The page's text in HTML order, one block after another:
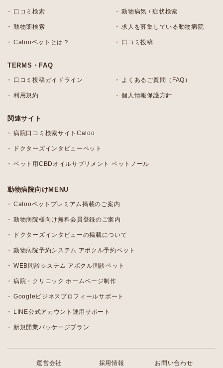
口コミ検索 動物病気 / 症状検索
動物薬検索 求人を募集している動物病院
Calooペットとは？ 口コミ投稿
TERMS・FAQ
口コミ投稿ガイドライン よくあるご質問（FAQ）
利用規約 個人情報保護方針
関連サイト
病院口コミ検索サイトCaloo
ドクターズインタビューペット
ペット用CBDオイルサプリメント ペットノール
動物病院向けMENU
Calooペットプレミアム掲載のご案内
動物病院様向け無料会員登録のご案内
ドクターズインタビューの掲載について
動物病院予約システム アポクル予約ペット
WEB問診システム アポクル問診ペット
病院・クリニック ホームページ制作
Googleビジネスプロフィールサポート
LINE公式アカウント運用サポート
新規開業パッケージプラン
運営会社 採用情報 お問い合わせ